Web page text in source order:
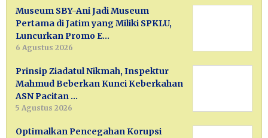
Museum SBY-Ani Jadi Museum
Pertama di Jatim yang Miliki SPKLU,
Luncurkan Promo E…
6 Agustus 2026
Prinsip Ziadatul Nikmah, Inspektur
Mahmud Beberkan Kunci Keberkahan
ASN Pacitan …
5 Agustus 2026
Optimalkan Pencegahan Korupsi